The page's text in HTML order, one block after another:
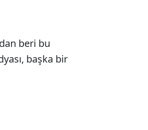
beri bu
başka bir